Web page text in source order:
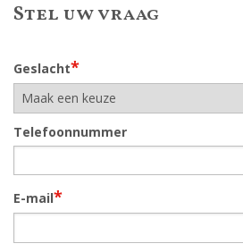
Stel uw vraag
Geslacht*
Telefoonnummer
E-mail*